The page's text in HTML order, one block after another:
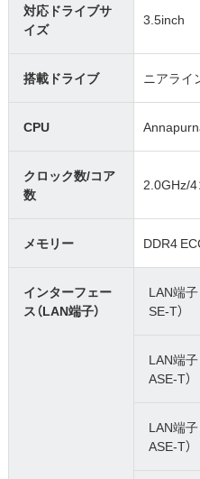
対応ドライブサ
イズ
3.5inch
搭載ドライブ ニアライ
CPU
クロック数/コア
数
2.0GHz/4
メモリー DDR4
インターフェー
ス（LAN端子）
LAN端子
SE-T）
LAN端子
ASE-T）
LAN端子
ASE-T）